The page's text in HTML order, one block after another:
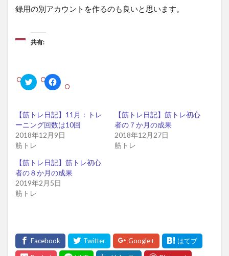
録用の別アカウントを作るのも良いと思います。
共有:
ク
リ
て
T
w
i
t
e
で
共
有
(
新
い
で
開
き
ま
F
a
o
o
k
で
共
有
に
は
ク
リ
ッ
(
新
し
い
【筋トレ日記】11月：トレ
ーニング回数は10回
2018年12月9日
筋トレ
【筋トレ日記】筋トレ初心
者の７か月の成果
2018年12月27日
筋トレ
【筋トレ日記】筋トレ初心
者の８か月の成果
2019年2月5日
筋トレ